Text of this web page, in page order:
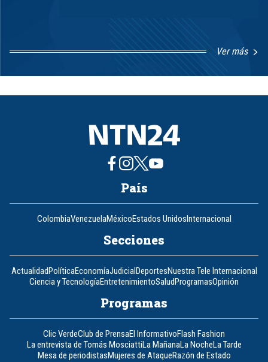
Ver más
1
8
País
ColombiaVenezuelaMéxicoEstados UnidosInternacional
Secciones
ActualidadPolíticaEconomíaJudicialDeportesNuestra Tele Internacional
Ciencia y TecnologíaEntretenimientoSaludProgramasOpinión
Programas
Clic VerdeClub de PrensaEl InformativoFlash Fashion
La entrevista de Tomás MosciattiLa MañanaLa NocheLa Tarde
Mesa de periodistasMujeres de AtaqueRazón de Estado